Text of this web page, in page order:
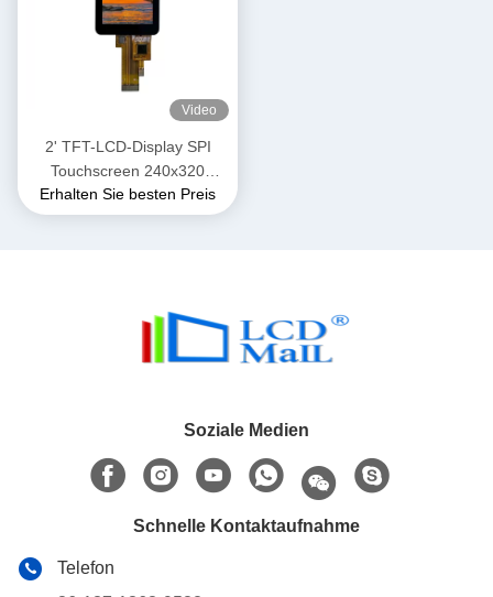
Video
2' TFT-LCD-Display SPI
Touchscreen 240x320
Auflösung ST7789 SPI-
Schnittstelle
Erhalten Sie besten Preis
Soziale Medien
Schnelle Kontaktaufnahme
Telefon